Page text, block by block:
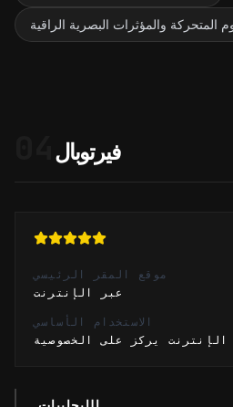
المتحركة والمؤثرات البصرية الراقية
فيرتوبال
موقع المقر الرئيسي
عبر الإنترنت
الاستخدام الأساسي
الإنترنت يركز على الخصوصية